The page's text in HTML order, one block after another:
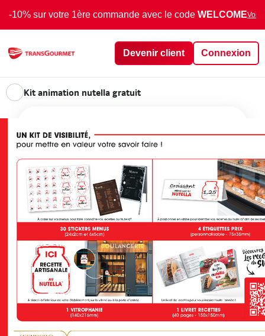
-10% sur votre 1ère commande avec le code WELCOMEVoir
Devenir client Connexion
Kit animation nutella gratuit